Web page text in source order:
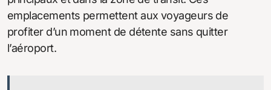
emplacements permettent aux voyageurs de
profiter d’un moment de détente sans quitter
l’aéroport.